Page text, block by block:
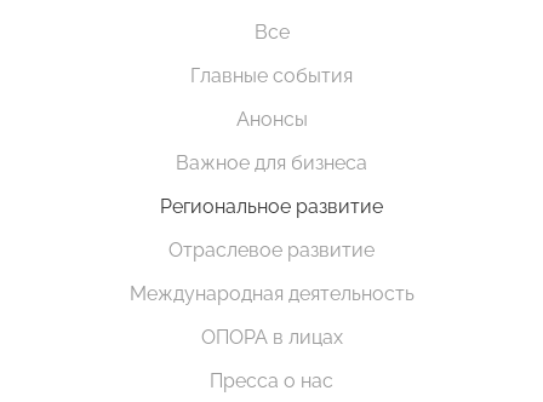
Все
Главные события
Анонсы
Важное для бизнеса
Региональное развитие
Отраслевое развитие
Международная деятельность
ОПОРА в лицах
Пресса о нас